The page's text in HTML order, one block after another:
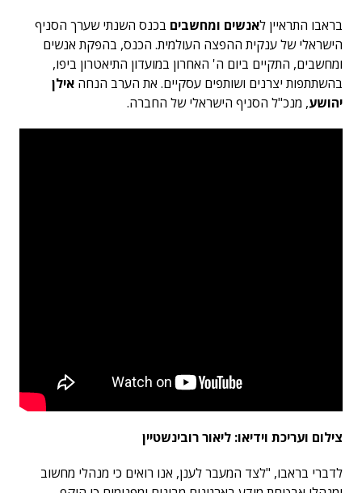
בראבו התראיין לאנשים ומחשבים בכנס השנתי שערך הסניף
הישראלי של ענקית ההפצה העולמית. הכנס, בהפקת אנשים
ומחשבים, התקיים ביום ה' האחרון במועדון התיאטרון ביפו,
בהשתתפות יצרנים ושותפים עסקיים. את הערב הנחה אילן
יהושע, מנכ"ל הסניף הישראלי של החברה.
צילום ועריכת וידיאו: ליאור רובינשטיין
לדברי בראבו, "לצד המעבר לענן, אנו רואים כי מנהלי מחשוב